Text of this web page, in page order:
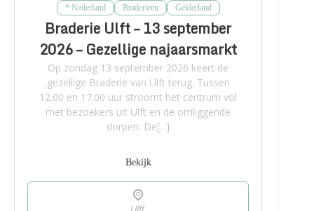
* Nederland Braderieën Gelderland
Braderie Ulft – 13 september
2026 – Gezellige najaarsmarkt
Op zondag 13 september 2026 keert de
gezellige Braderie van Ulft terug. Tussen
12.00 en 17.00 uur stroomt het centrum vol
met bezoekers uit Ulft en de omliggende
dorpen. De[...]
Bekijk